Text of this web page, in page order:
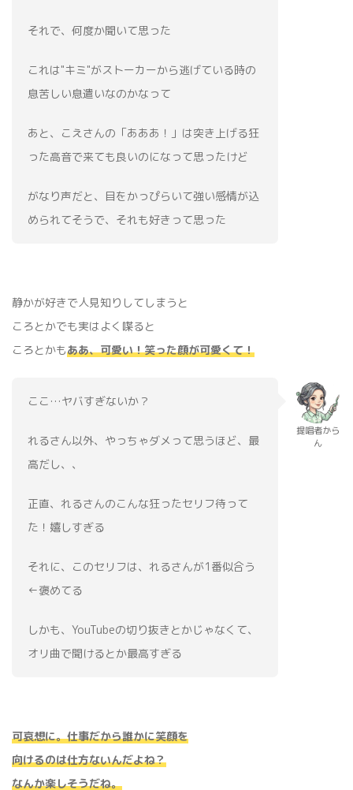
それで、何度か聞いて思った
これは"キミ"がストーカーから逃げている時の
息苦しい息遣いなのかなって
あと、こえさんの「あああ！」は突き上げる狂
った高音で来ても良いのになって思ったけど
がなり声だと、目をかっぴらいて強い感情が込
められてそうで、それも好きって思った
静かが好きで人見知りしてしまうと
ころとかでも実はよく喋ると
ころとかもああ、可愛い！笑った顔が可愛くて！
ここ…ヤバすぎないか？
れるさん以外、やっちゃダメって思うほど、最
高だし、、
正直、れるさんのこんな狂ったセリフ待って
た！嬉しすぎる
それに、このセリフは、れるさんが1番似合う
←褒めてる
しかも、YouTubeの切り抜きとかじゃなくて、
オリ曲で聞けるとか最高すぎる
提唱者から
ん
‬‪可哀想に。仕事だから誰かに笑顔を
向けるのは仕方ないんだよね？
なんか楽しそうだね。